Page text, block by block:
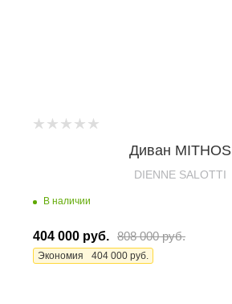
Диван MITHOS
DIENNE SALOTTI
В наличии
404 000 руб. 808 000руб.
Экономия 404 000 руб.